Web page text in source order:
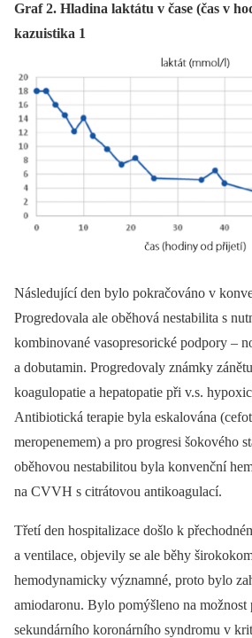
Graf 2. Hladina laktátu v čase (čas v
kazuistika 1
Následující den bylo pokračováno v
Progredovala ale oběhová nestabilita s
kombinované vasopresorické podpory –⁠
a dobutamin. Progredovaly známky
koagulopatie a hepatopatie při v.s.
Antibiotická terapie byla eskalována
meropenemem) a pro progresi šokového
oběhovou nestabilitou byla konvenční
na CVVH s citrátovou antikoagulací.
Třetí den hospitalizace došlo k
a ventilace, objevily se ale běhy
hemodynamicky významné, proto bylo
amiodaronu. Bylo pomýšleno na
sekundárního koronárního syndromu v